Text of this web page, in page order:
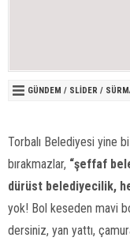
GÜNDEM / SLİDER /
Torbalı Belediyesi yine
bırakmazlar, “şeffaf
dürüst belediyecilik,
yok! Bol keseden mavi
dersiniz, yan yattı,